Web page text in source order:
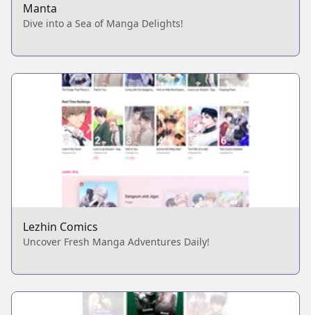
Manta
Dive into a Sea of Manga Delights!
Lezhin Comics
Uncover Fresh Manga Adventures Daily!